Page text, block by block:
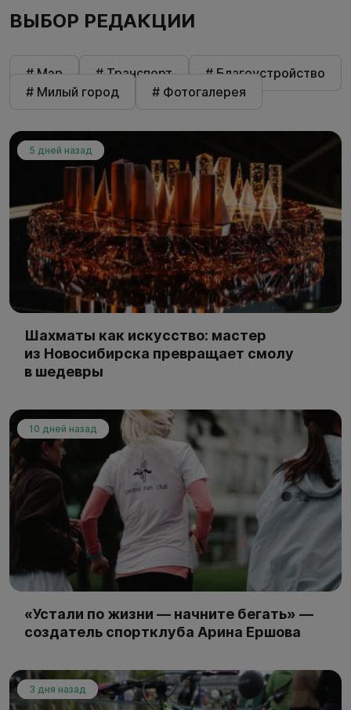
ВЫБОР РЕДАКЦИИ
# Мэр # Транспорт
# Благоустройство
# Милый город
# Фотогалерея
5 дней назад
Шахматы как искусство: мастер
из Новосибирска превращает смолу
в шедевры
10 дней назад
«Устали по жизни — начните бегать» —
создатель спортклуба Арина Ершова
3 дня назад